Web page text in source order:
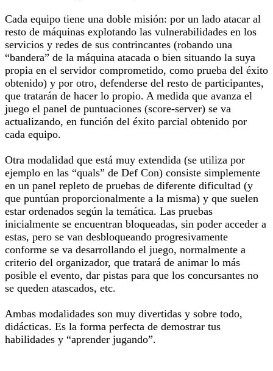
Cada equipo tiene una doble misión: por un lado atacar al
resto de máquinas explotando las vulnerabilidades en los
servicios y redes de sus contrincantes (robando una
“bandera” de la máquina atacada o bien situando la suya
propia en el servidor comprometido, como prueba del éxito
obtenido) y por otro, defenderse del resto de participantes,
que tratarán de hacer lo propio. A medida que avanza el
juego el panel de puntuaciones (score-server) se va
actualizando, en función del éxito parcial obtenido por
cada equipo.
Otra modalidad que está muy extendida (se utiliza por
ejemplo en las “quals” de Def Con) consiste simplemente
en un panel repleto de pruebas de diferente dificultad (y
que puntúan proporcionalmente a la misma) y que suelen
estar ordenados según la temática. Las pruebas
inicialmente se encuentran bloqueadas, sin poder acceder a
estas, pero se van desbloqueando progresivamente
conforme se va desarrollando el juego, normalmente a
criterio del organizador, que tratará de animar lo más
posible el evento, dar pistas para que los concursantes no
se queden atascados, etc.
Ambas modalidades son muy divertidas y sobre todo,
didácticas. Es la forma perfecta de demostrar tus
habilidades y “aprender jugando”.